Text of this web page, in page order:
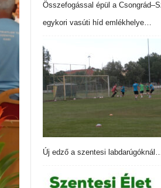
Összefogással épül a
egykori vasúti híd emlékhelye…
Új edző a szentesi